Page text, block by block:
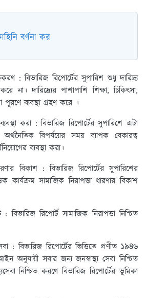
বর্ণনা কর
: বিভারিজ রিপোর্টের সুপারিশ শুধু দারিদ্র্য
না। দারিদ্র্যের পাশাপাশি শিক্ষা, চিকিৎসা,
পূরণে ব্যবস্থা গ্রহণ করে ।
করা : বিভারিজ রিপোর্টের সুপারিশে এটা
অর্থনৈতিক বিপর্যয়ের সময় ব্যাপক বেকারত্ব
ব্যবস্থা করা।
বিকাশ : বিভারিজ রিপোর্টের সুপারিশের
কার্যক্রম সামাজিক নিরাপত্তা ধারণার বিকাশ
: বিভারিজ রিপোর্ট সামাজিক নিরাপত্তা নিশ্চিত
:বিভারিজ রিপোর্টের ভিত্তিতে প্রণীত ১৯৪৬
অনুযায়ী সবার জন্য জনস্বাস্থ্য সেবা নিশ্চিত
নিশ্চিত করণে বিভারিজ রিপোর্টের ভূমিকা